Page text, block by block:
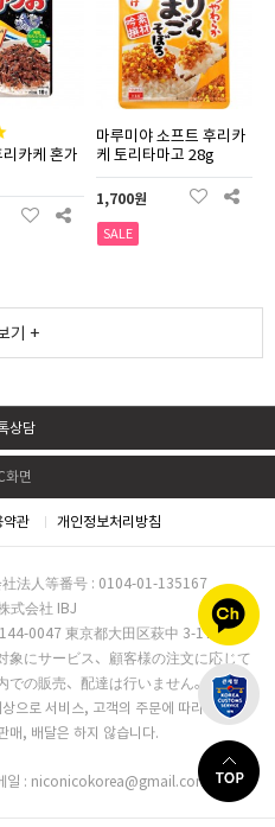
카케 혼가
마루미야 소프트 후리카
케 토리타마고 28g
1,700원
SALE
기 +
상담
화면
약관 개인정보처리방침
法人等番号 : 0104-01-135167
式会社 IBJ
0047 東京都大田区萩中 3-17-16
象にサービス、顧客様の注文に応じて
の販売、配達は行いません。
으로 서비스, 고객의 주문에 따라 한국으
매, 배달은 하지 않습니다.
일 : niconicokorea@gmail.com